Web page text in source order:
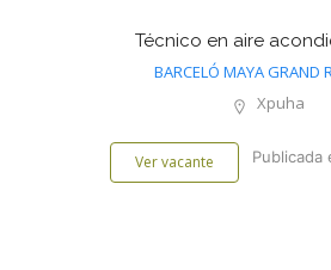
Técnico en aire
BARCELÓ MAYA GRAND
Xpuha
Ver vacante